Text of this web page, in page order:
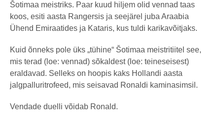
Šotimaa meistriks. Paar kuud hiljem olid vennad taas
koos, esiti aasta Rangersis ja seejärel juba Araabia
Ühend Emiraatides ja Kataris, kus tuldi karikavõitjaks.
Kuid õnneks pole üks „tühine“ Šotimaa meistritiitel see,
mis terad (loe: vennad) sõkaldest (loe: teineseisest)
eraldavad. Selleks on hoopis kaks Hollandi aasta
jalgpalluritrofeed, mis seisavad Ronaldi kaminasimsil.
Vendade duelli võidab Ronald.